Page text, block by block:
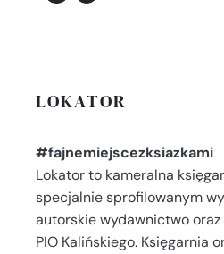
LOKATOR
#fajnemiejscezksiazkami
Lokator to kameralna
specjalnie sprofilowanym
autorskie wydawnictwo
PIO Kalińskiego. Księgarnia